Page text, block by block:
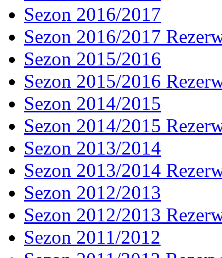
Sezon 2016/2017
Sezon 2016/2017
Sezon 2015/2016
Sezon 2015/2016
Sezon 2014/2015
Sezon 2014/2015
Sezon 2013/2014
Sezon 2013/2014
Sezon 2012/2013
Sezon 2012/2013
Sezon 2011/2012